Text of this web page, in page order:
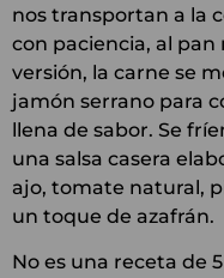
nos transportan a la
con paciencia, al pan
versión, la carne se
jamón serrano para
llena de sabor. Se
una salsa casera
ajo, tomate natural,
un toque de azafrán.
No es una receta de